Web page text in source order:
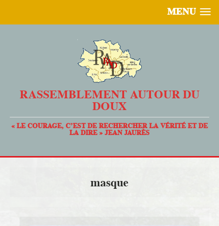
MENU
RASSEMBLEMENT AUTOUR DU
DOUX
« LE COURAGE, C’EST DE RECHERCHER LA VÉRITÉ ET DE
LA DIRE » JEAN JAURÈS
masque